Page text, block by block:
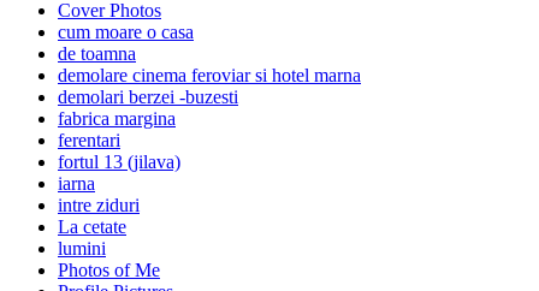
Cover Photos
cum moare o casa
de toamna
demolare cinema feroviar si hotel marna
demolari berzei -buzesti
fabrica margina
ferentari
fortul 13 (jilava)
iarna
intre ziduri
La cetate
lumini
Photos of Me